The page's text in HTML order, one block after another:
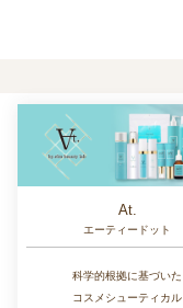
At.
エーティードット
科学的根拠に基づいた
コスメシューティカル